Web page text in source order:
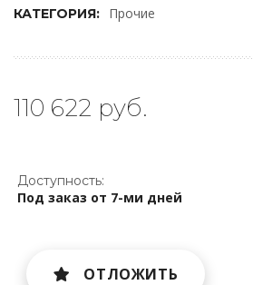
КАТЕГОРИЯ: Прочие
110 622 руб.
Доступность:
Под заказ от 7-ми дней
ОТЛОЖИТЬ